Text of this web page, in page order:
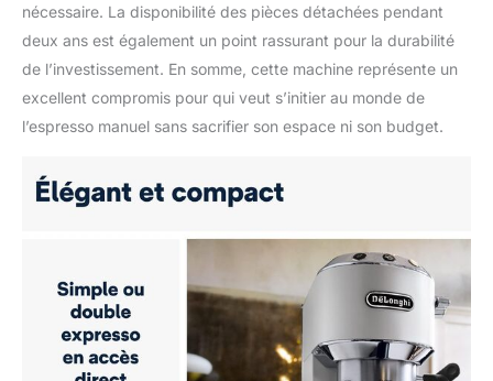
nécessaire. La disponibilité des pièces détachées pendant
deux ans est également un point rassurant pour la durabilité
de l’investissement. En somme, cette machine représente un
excellent compromis pour qui veut s’initier au monde de
l’espresso manuel sans sacrifier son espace ni son budget.